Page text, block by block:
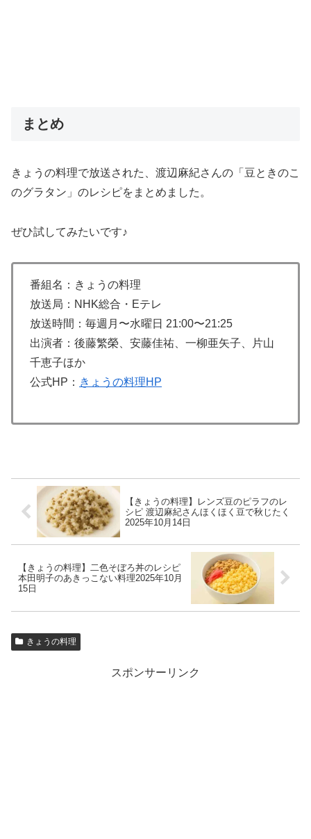
まとめ
きょうの料理で放送された、渡辺麻紀さんの「豆ときのこ
のグラタン」のレシピをまとめました。
ぜひ試してみたいです♪
番組名：きょうの料理
放送局：NHK総合・Eテレ
放送時間：毎週月〜水曜日 21:00〜21:25
出演者：後藤繁榮、安藤佳祐、一柳亜矢子、片山
千恵子ほか
公式HP： きょうの料理HP
【きょうの料理】レンズ豆のピラフのレ
シピ 渡辺麻紀さんほくほく豆で秋じたく
2025年10月14日
【きょうの料理】二色そぼろ丼のレシピ
本田明子のあきっこない料理2025年10月
15日
きょうの料理
スポンサーリンク